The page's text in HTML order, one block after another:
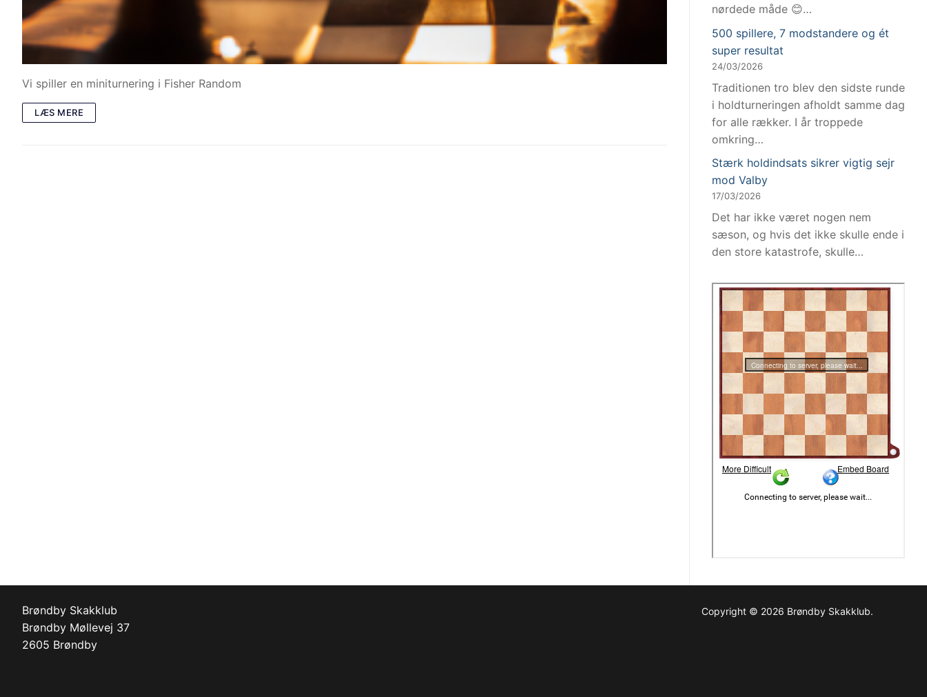
Vi spiller en miniturnering i Fisher Random
LÆS MERE
nørdede måde 😊…
500 spillere, 7 modstandere og ét
super resultat
24/03/2026
Traditionen tro blev den sidste runde
i holdturneringen afholdt samme dag
for alle rækker. I år troppede
omkring…
Stærk holdindsats sikrer vigtig sejr
mod Valby
17/03/2026
Det har ikke været nogen nem
sæson, og hvis det ikke skulle ende i
den store katastrofe, skulle…
Brøndby Skakklub
Brøndby Møllevej 37
2605 Brøndby
Copyright © 2026 Brøndby Skakklub.